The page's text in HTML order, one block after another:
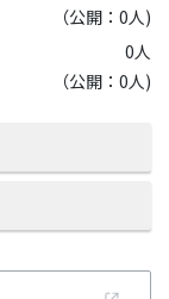
（公開：0人)
0人
（公開：0人)